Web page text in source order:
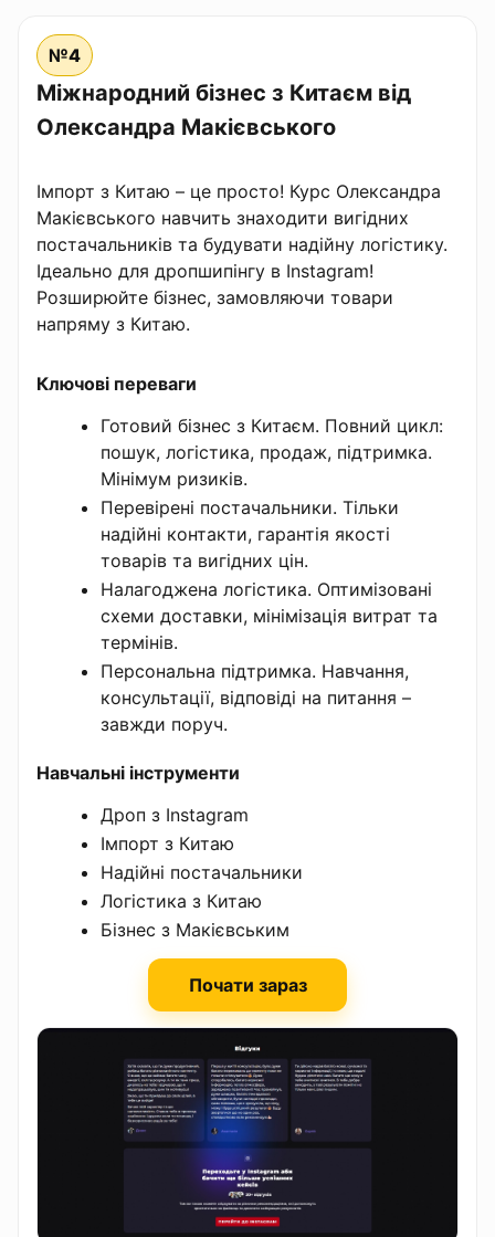
№4
Міжнародний бізнес з Китаєм від
Олександра Макієвського
Імпорт з Китаю – це просто! Курс Олександра
Макієвського навчить знаходити вигідних
постачальників та будувати надійну логістику.
Ідеально для дропшипінгу в Instagram!
Розширюйте бізнес, замовляючи товари
напряму з Китаю.
Ключові переваги
Готовий бізнес з Китаєм. Повний цикл:
пошук, логістика, продаж, підтримка.
Мінімум ризиків.
Перевірені постачальники. Тільки
надійні контакти, гарантія якості
товарів та вигідних цін.
Налагоджена логістика. Оптимізовані
схеми доставки, мінімізація витрат та
термінів.
Персональна підтримка. Навчання,
консультації, відповіді на питання –
завжди поруч.
Навчальні інструменти
Дроп з Instagram
Імпорт з Китаю
Надійні постачальники
Логістика з Китаю
Бізнес з Макієвським
Почати зараз